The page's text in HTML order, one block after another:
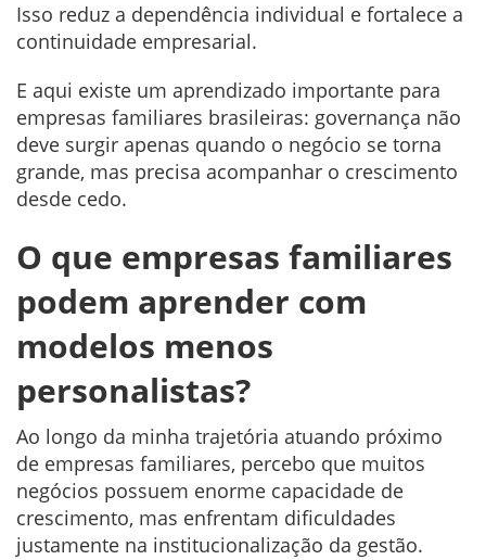
Isso reduz a dependência individual e fortalece a
continuidade empresarial.
E aqui existe um aprendizado importante para
empresas familiares brasileiras: governança não
deve surgir apenas quando o negócio se torna
grande, mas precisa acompanhar o crescimento
desde cedo.
O que empresas familiares
podem aprender com
modelos menos
personalistas?
Ao longo da minha trajetória atuando próximo
de empresas familiares, percebo que muitos
negócios possuem enorme capacidade de
crescimento, mas enfrentam dificuldades
justamente na institucionalização da gestão.